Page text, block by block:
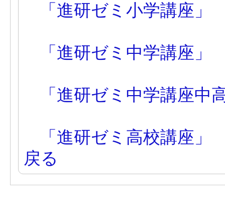
「進研ゼミ小学講座」
「進研ゼミ中学講座」
「進研ゼミ中学講座中
「進研ゼミ高校講座」
戻る